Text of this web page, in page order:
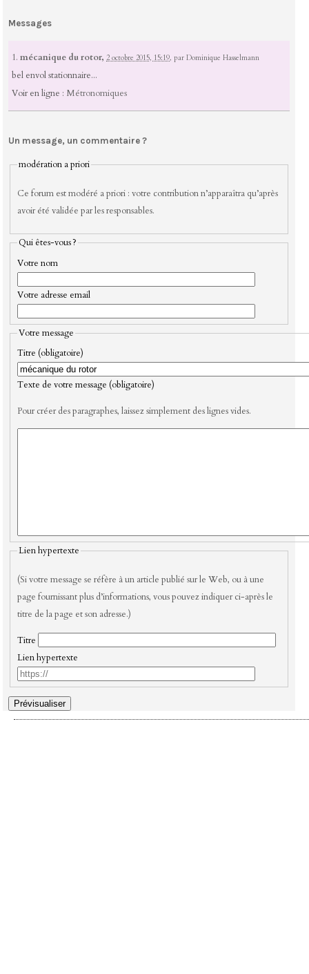
Messages
1. mécanique du rotor,2 octobre 2015, 15:19,parDominique Hasselmann
bel envol stationnaire...
Voir en ligne : Métronomiques
Un message, un commentaire ?
modération a priori
Ce forum est modéré a priori : votre contribution n’apparaîtra qu’après
avoir été validée par les responsables.
Qui êtes-vous ?
Votre nom
Votre adresse email
Votre message
Titre (obligatoire)
Texte de votre message (obligatoire)
Pour créer des paragraphes, laissez simplement des lignes vides.
Lien hypertexte
(Si votre message se réfère à un article publié sur le Web, ou à une
page fournissant plus d’informations, vous pouvez indiquer ci-après le
titre de la page et son adresse.)
Titre
Lien hypertexte